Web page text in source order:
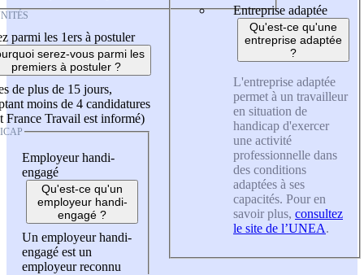
parmi les 1ers à postuler
serez-vous parmi les
premiers à postuler ?
de plus de 15 jours,
moins de 4 candidatures
France Travail est informé)
Employeur handi-
engagé
Qu'est-ce qu'un
employeur handi-
engagé ?
Un employeur handi-
engagé est un
employeur reconnu
Entreprise adaptée
Qu'est-ce qu'une
entreprise adaptée
?
L'entreprise adaptée
permet à un travailleur
en situation de
handicap d'exercer
une activité
professionnelle dans
des conditions
adaptées à ses
capacités. Pour en
savoir plus, consultez
le site de l’UNEA.